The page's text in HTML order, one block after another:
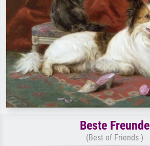
Beste Freunde
(Best of Friends )